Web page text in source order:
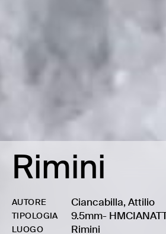
Rimini
AUTORE Ciancabilla, Attilio
TIPOLOGIA 9.5mm-
LUOGO Rimini